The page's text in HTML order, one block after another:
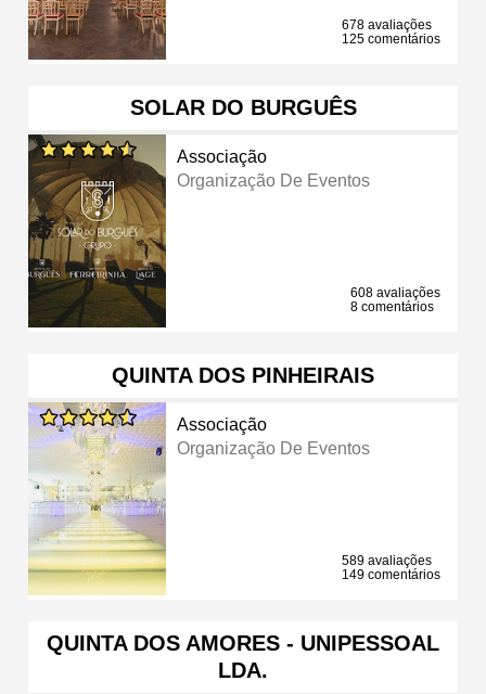
678 avaliações
125 comentários
SOLAR DO BURGUÊS
Associação
Organização De Eventos
608 avaliações
8 comentários
QUINTA DOS PINHEIRAIS
Associação
Organização De Eventos
589 avaliações
149 comentários
QUINTA DOS AMORES - UNIPESSOAL
LDA.